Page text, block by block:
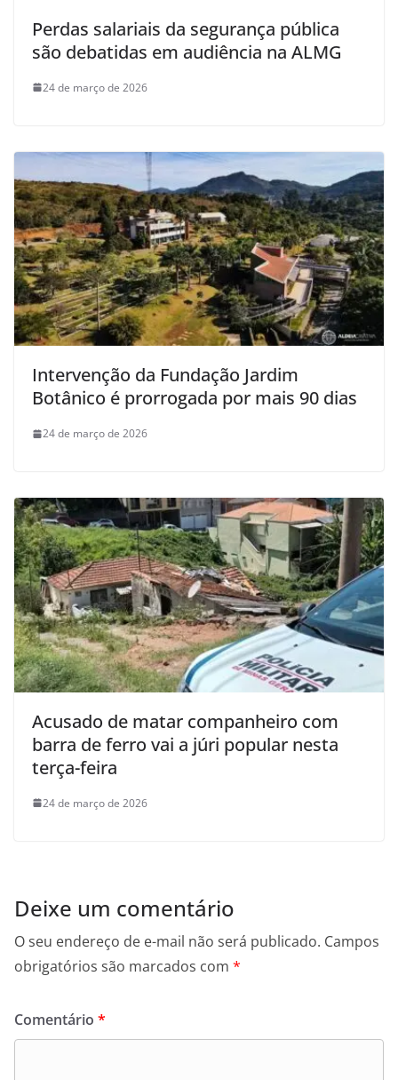
Perdas salariais da segurança pública
são debatidas em audiência na ALMG
24 de março de 2026
Intervenção da Fundação Jardim
Botânico é prorrogada por mais 90 dias
24 de março de 2026
Acusado de matar companheiro com
barra de ferro vai a júri popular nesta
terça-feira
24 de março de 2026
Deixe um comentário
O seu endereço de e-mail não será publicado. Campos
obrigatórios são marcados com *
Comentário *